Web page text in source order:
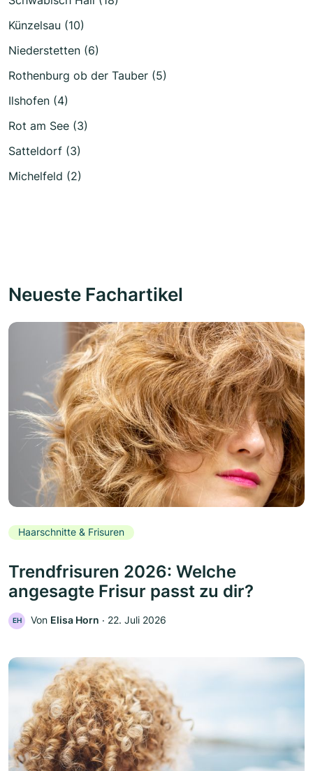
Künzelsau (10)
Niederstetten (6)
Rothenburg ob der Tauber (5)
Ilshofen (4)
Rot am See (3)
Satteldorf (3)
Michelfeld (2)
Neueste Fachartikel
Haarschnitte & Frisuren
Trendfrisuren 2026: Welche
angesagte Frisur passt zu dir?
EH Von Elisa Horn ‧ 22. Juli 2026